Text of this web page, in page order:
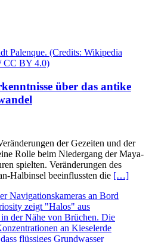
über das antike
der Gezeiten und der
Rolle beim Niedergang der Maya-
spielten. Veränderungen des
Halbinsel beeinflussten die […]